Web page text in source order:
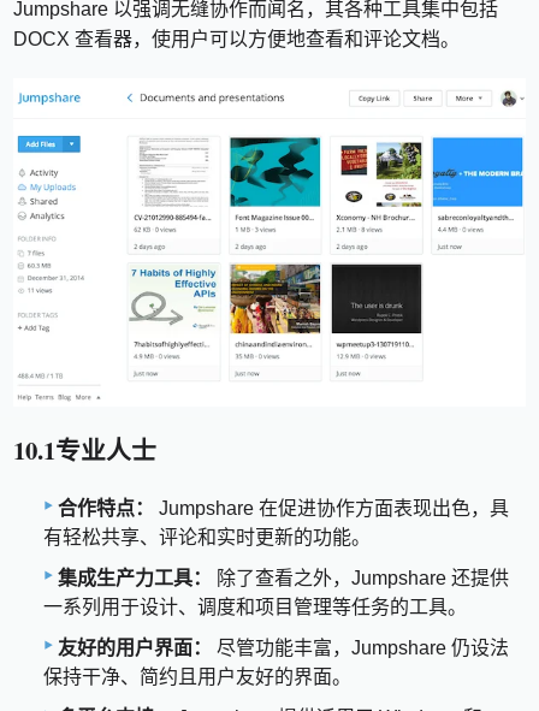
Jumpshare 以强调无缝协作而闻名，其各种工具集中包括
DOCX 查看器，使用户可以方便地查看和评论文档。
10.1专业人士
合作特点：
Jumpshare 在促进协作方面表现出色，具
有轻松共享、评论和实时更新的功能。
集成生产力工具：
除了查看之外，Jumpshare 还提供
一系列用于设计、调度和项目管理等任务的工具。
友好的用户界面：
尽管功能丰富，Jumpshare 仍设法
保持干净、简约且用户友好的界面。